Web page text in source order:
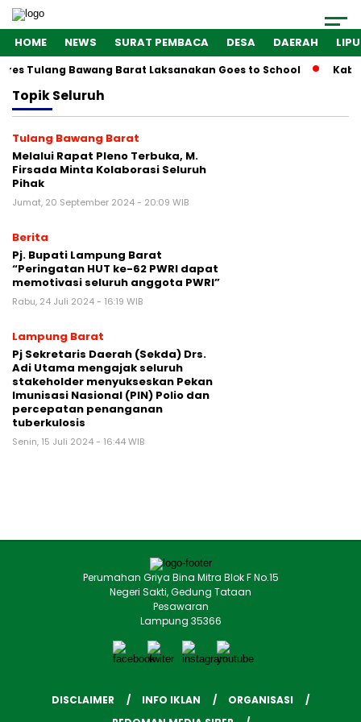
HOME NEWS SURAT PEMBACA DESA DAERAH
Tulang Bawang Barat Laksanakan Goes to School
TopikSeluruh
Tulang Bawang Barat
Melalui Rapat Pleno Terbuka, M.
Firsada Minta Kolaborasi Seluruh
Pihak
Jumat, 20 September 2024 - 20:09 WIB
Berita
Pj. Bupati Lampung Barat
“Peringatan HUT ke-62 PWRI dapat
memotivasi seluruh anggota PWRI”
Rabu, 24 Juli 2024 - 16:19 WIB
Lampung Barat
Pj Sekretaris Daerah (Sekda) Drs.
Adi Utama mengajak seluruh
stakeholder menyukseskan Pekan
Imunisasi Nasional (PIN) Polio dan
percepatan penanganan
tuberkulosis
Senin, 15 Juli 2024 - 16:44 WIB
Perumahan Griya Bina Mitra Blok F No.15
Negeri Sakti, Gedung Tataan
Pesawaran
Lampung 35366
DISCLAIMER INFO IKLAN
ORGANISASI